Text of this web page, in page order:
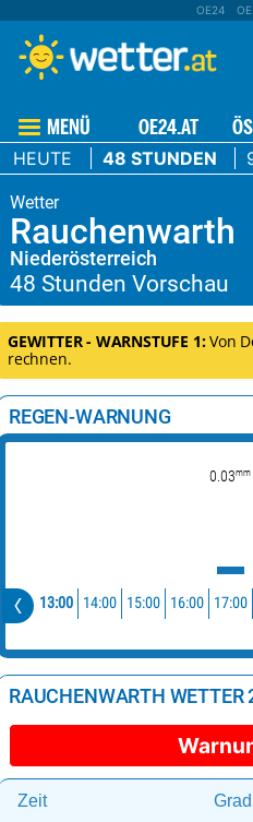
OE24
MENÜ OE24.AT
HEUTE 48 STUNDEN
Rauchenwarth
Niederösterreich
GEWITTER - WARNSTUFE 1:Von
rechnen.
REGEN-WARNUNG
0.03mm
13:00 14:00 15:00 16:00 17:00
RAUCHENWARTH WETTER
Zeit Grad